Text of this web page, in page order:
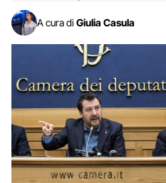
A cura di Giulia Casula